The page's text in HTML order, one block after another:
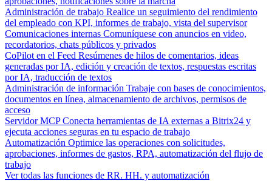
Administración de trabajo Realice un seguimiento del rendimiento
del empleado con KPI, informes de trabajo, vista del supervisor
Comunicaciones internas Comuníquese con anuncios en video,
recordatorios, chats públicos y privados
CoPilot en el Feed Resúmenes de hilos de comentarios, ideas
generadas por IA, edición y creación de textos, respuestas escritas
por IA, traducción de textos
Administración de información Trabaje con bases de conocimientos,
documentos en línea, almacenamiento de archivos, permisos de
acceso
Servidor MCP Conecta herramientas de IA externas a Bitrix24 y
ejecuta acciones seguras en tu espacio de trabajo
Automatización Optimice las operaciones con solicitudes,
aprobaciones, informes de gastos, RPA, automatización del flujo de
trabajo
Ver todas las funciones de RR. HH. y automatización